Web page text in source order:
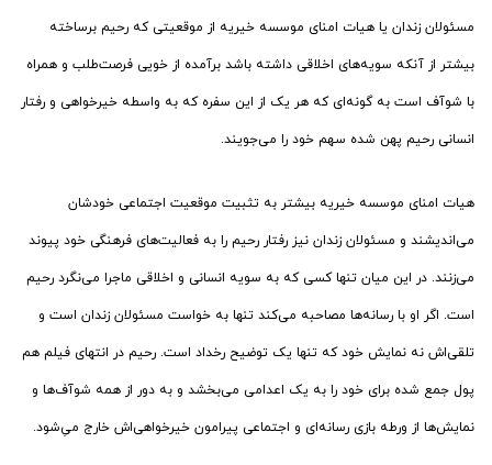
مسئولان زندان یا هیات امنای موسسه خیریه از موقعیتی که رحیم برساخته
بیشتر از آنکه سویه‌های اخلاقی داشته باشد برآمده از خویی فرصت‌طلب و همراه
با شوآف است به گونه‌ای که هر یک از این سفره که به واسطه خیرخواهی و رفتار
انسانی رحیم پهن شده سهم خود را می‌جویند.
هیات امنای موسسه خیریه بیشتر به تثبیت موقعیت اجتماعی خودشان
می‌اندیشند و مسئولان زندان نیز رفتار رحیم را به فعالیت‌های فرهنگی خود پیوند
می‌زنند. در این میان تنها کسی که به سویه انسانی و اخلاقی ماجرا می‌نگرد رحیم
است. اگر او با رسانه‌ها مصاحبه می‌کند تنها به خواست مسئولان زندان است و
تلقی‌اش نه نمایش خود که تنها یک توضیح رخداد است. رحیم در انتهای فیلم هم
پول جمع شده برای خود را به یک اعدامی می‌بخشد و به دور از همه شوآف‌ها و
نمایش‌ها از ورطه بازی رسانه‌ای و اجتماعی پیرامون خیرخواهی‌اش خارج می‌ِشود.